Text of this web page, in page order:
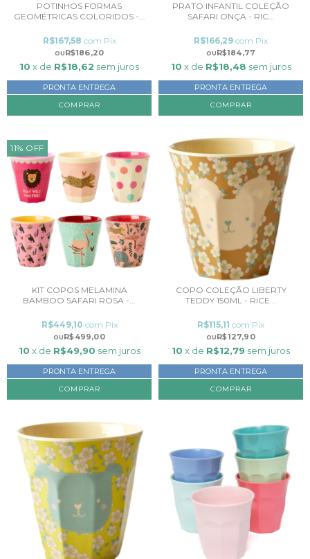
POTINHOS FORMAS
GEOMÉTRICAS COLORIDOS -...
R$186,20
R$167,58 com Pix
10 x de R$18,62 sem juros
PRONTA ENTREGA
PRATO INFANTIL COLEÇÃO
SAFARI ONÇA - RIC...
R$184,77
R$166,29 com Pix
10 x de R$18,48 sem juros
PRONTA ENTREGA
11% OFF
KIT COPOS MELAMINA
BAMBOO SAFARI ROSA -...
R$499,00
R$449,10 com Pix
10 x de R$49,90 sem juros
PRONTA ENTREGA
COPO COLEÇÃO LIBERTY
TEDDY 150ML - RICE...
R$127,90
R$115,11 com Pix
10 x de R$12,79 sem juros
PRONTA ENTREGA